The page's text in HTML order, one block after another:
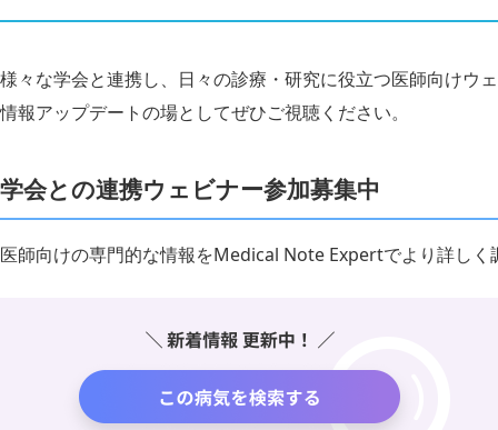
様々な学会と連携し、日々の診療・研究に役立つ医師向けウ
情報アップデートの場としてぜひご視聴ください。
学会との連携ウェビナー参加募集中
医師向けの専門的な情報をMedical Note Expertでより詳しく